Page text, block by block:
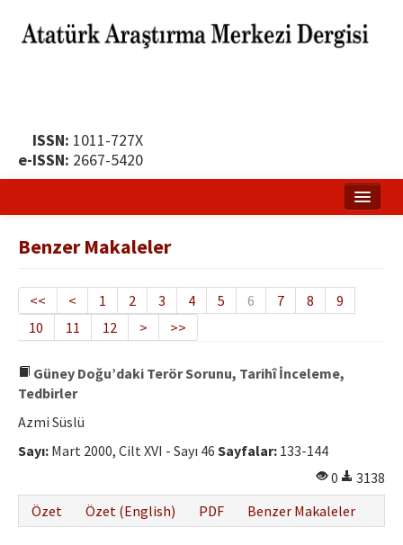
ISSN: 1011-727X
e-ISSN: 2667-5420
Yayın Politikası
Dergi Kurulları
Yayın İlkeleri
Yazar Rehberi
İletişim
Benzer Makaleler
<< < 1 2 3 4 5 6 7 8
9
10
11 12 > >>
Güney Doğu’daki Terör Sorunu, Tarihî İnceleme,
Tedbirler
Azmi Süslü
Sayı: Mart 2000, Cilt XVI - Sayı 46 Sayfalar: 133-144
0
3138
Özet
Özet (English) PDF Benzer Makaleler